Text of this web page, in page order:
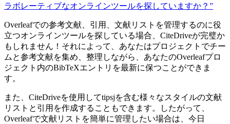
ラボレーティブなオンラインツールを探していますか？”
Overleafでの参考文献、引用、文献リストを管理するのに役
立つオンラインツールを探している場合、CiteDriveが完璧か
もしれません！それによって、あなたはプロジェクトでチー
ムと参考文献を集め、整理しながら、あなたのOverleafプロ
ジェクト内のBibTeXエントリを最新に保つことができま
す。
また、CiteDriveを使用してtipsjを含む様々なスタイルの文献
リストと引用を作成することもできます。したがって、
Overleafで文献リストを簡単に管理したい場合は、今日